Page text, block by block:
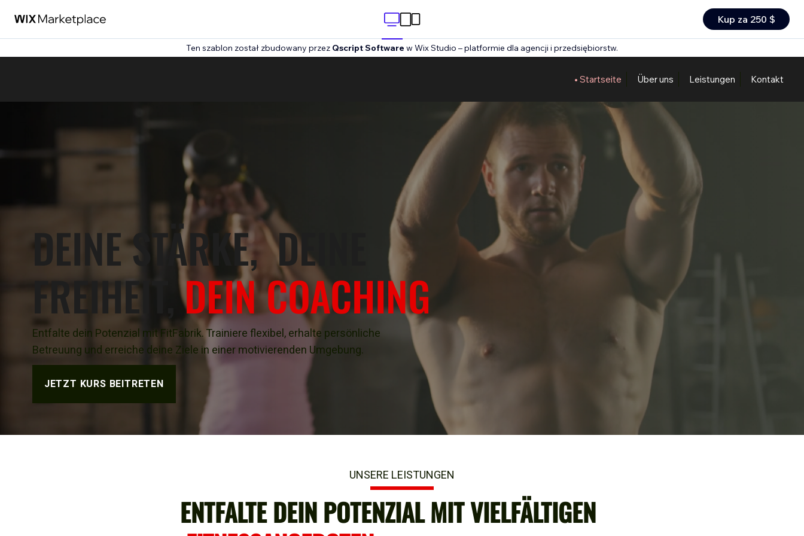
Kup za 250 $
Ten szablon został zbudowany przez Qscript Software w Wix Studio – platformie dla agencji i przedsiębiorstw.